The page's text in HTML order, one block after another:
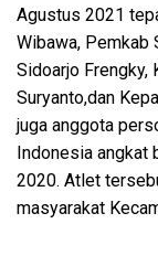
Agustus 2021
Wibawa, Pemkab
Sidoarjo Frengky,
Suryanto,dan
juga anggota
Indonesia angkat
2020. Atlet
masyarakat